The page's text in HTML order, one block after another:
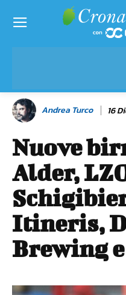
Andrea Turco 16
Nuove
Alder,
Itineris,
Brewing